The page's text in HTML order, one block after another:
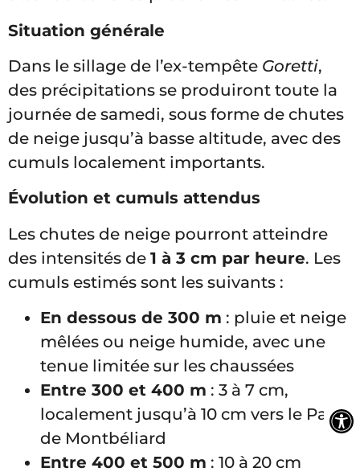
Situation générale
Dans le sillage de l’ex-tempête Goretti,
des précipitations se produiront toute la
journée de samedi, sous forme de chutes
de neige jusqu’à basse altitude, avec des
cumuls localement importants.
Évolution et cumuls attendus
Les chutes de neige pourront atteindre
des intensités de 1 à 3 cm par heure. Les
cumuls estimés sont les suivants :
En dessous de 300 m : pluie et neige
mêlées ou neige humide, avec une
tenue limitée sur les chaussées
Entre 300 et 400 m : 3 à 7 cm,
localement jusqu’à 10 cm vers le Pays
de Montbéliard
Entre 400 et 500 m : 10 à 20 cm